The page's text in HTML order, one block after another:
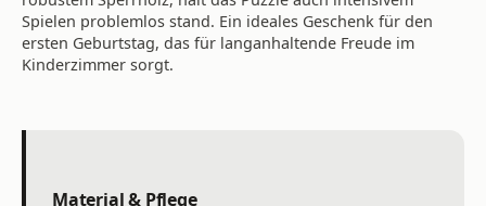
Spielen problemlos stand. Ein ideales Geschenk für den
ersten Geburtstag, das für langanhaltende Freude im
Kinderzimmer sorgt.
Material & Pflege